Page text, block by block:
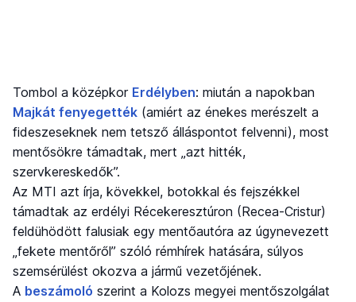
Tombol a középkor Erdélyben: miután a napokban
Majkát fenyegették (amiért az énekes merészelt a
fideszeseknek nem tetsző álláspontot felvenni), most
mentősökre támadtak, mert „azt hitték,
szervkereskedők”.
Az MTI azt írja, kövekkel, botokkal és fejszékkel
támadtak az erdélyi Récekeresztúron (Recea-Cristur)
feldühödött falusiak egy mentőautóra az úgynevezett
„fekete mentőről” szóló rémhírek hatására, súlyos
szemsérülést okozva a jármű vezetőjének.
A beszámoló szerint a Kolozs megyei mentőszolgálat